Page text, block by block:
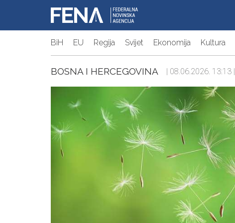
BiH EU Regija Svijet Ekonomija Kultura
BOSNA I HERCEGOVINA | 08.06.2026. 13:13 |